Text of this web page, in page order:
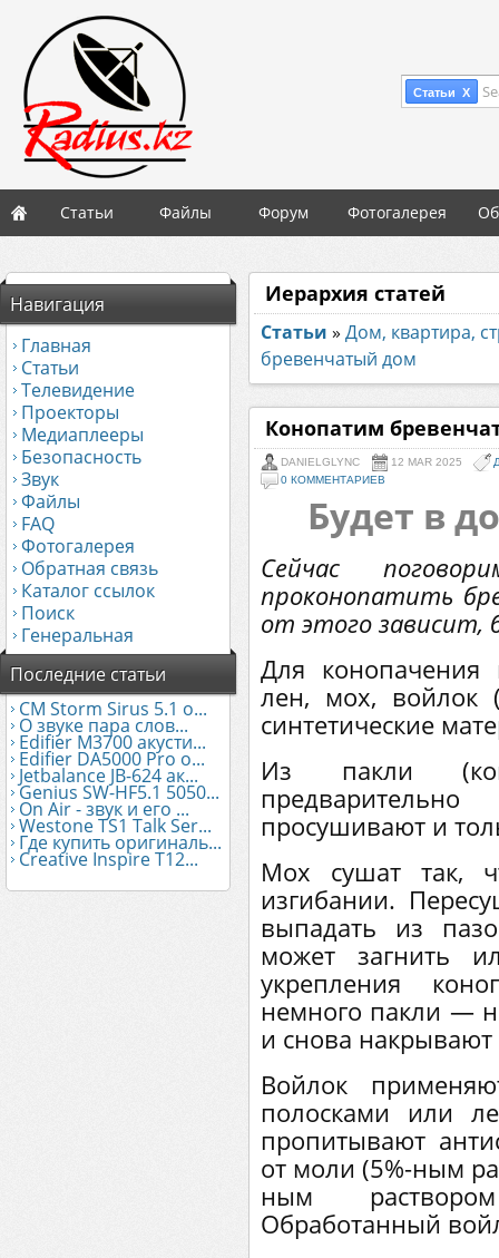
Статьи X
Статьи Файлы Форум Фотогалерея
Навигация
Главная
Статьи
Телевидение
Проекторы
Медиаплееры
Безопасность
Звук
Файлы
FAQ
Фотогалерея
Обратная связь
Каталог ссылок
Поиск
Генеральная
Последние статьи
CM Storm Sirus 5.1 о...
О звуке пара слов...
Edifier М3700 акусти...
Edifier DA5000 Pro о...
Jetbalance JB-624 ак...
Genius SW-HF5.1 5050...
On Air - звук и его ...
Westone TS1 Talk Ser...
Где купить оригиналь...
Creative Inspire T12...
Иерархия статей
Статьи » Дом, квартира,
бревенчатый дом
Конопатим
DANIELGLYNC 12 MAR 2025
0 КОММЕНТАРИЕВ
Будет в
Сейчас
проконопатить
от этого зависит,
Для конопачения
лен, мох, войлок
синтетические
Из пакли
просушивают и
Мох сушат так,
изгибании.
выпадать из
может загнить
укрепления
немного пакли —
и снова накрывают
Войлок
полосками или
пропитывают
от моли (5%-ным
ным
Обработанный